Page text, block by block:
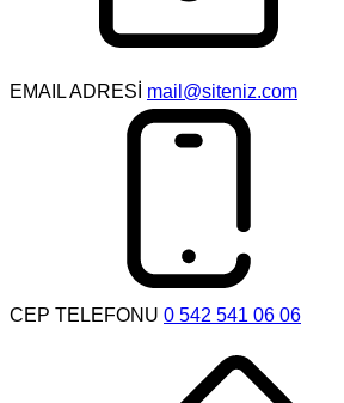
EMAIL ADRESİ mail@siteniz.com
CEP TELEFONU 0 542 541 06 06